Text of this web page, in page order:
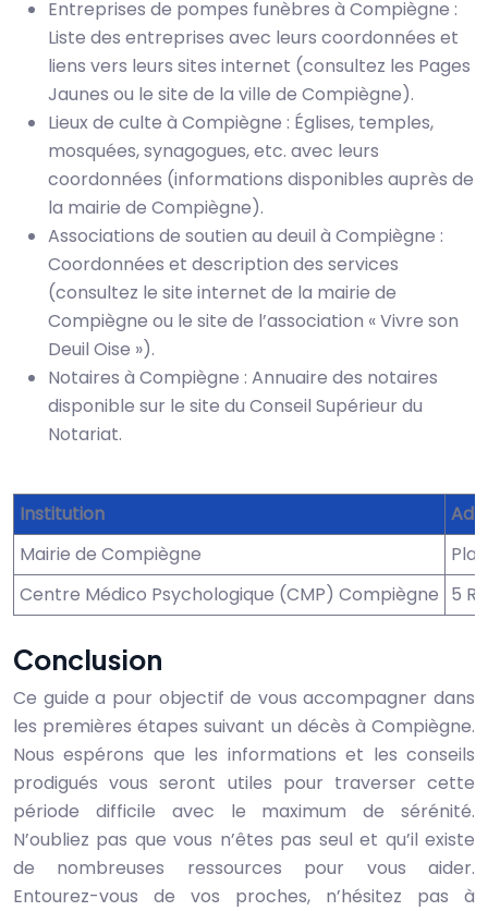
Entreprises de pompes funèbres à Compiègne :
Liste des entreprises avec leurs coordonnées et
liens vers leurs sites internet (consultez les Pages
Jaunes ou le site de la ville de Compiègne).
Lieux de culte à Compiègne : Églises, temples,
mosquées, synagogues, etc. avec leurs
coordonnées (informations disponibles auprès de
la mairie de Compiègne).
Associations de soutien au deuil à Compiègne :
Coordonnées et description des services
(consultez le site internet de la mairie de
Compiègne ou le site de l’association « Vivre son
Deuil Oise »).
Notaires à Compiègne : Annuaire des notaires
disponible sur le site du Conseil Supérieur du
Notariat.
Institution
Mairie de Compiègne
Centre Médico Psychologique (CMP) Compiègne 5
Conclusion
Ce guide a pour objectif de vous accompagner dans
les premières étapes suivant un décès à Compiègne.
Nous espérons que les informations et les conseils
prodigués vous seront utiles pour traverser cette
période difficile avec le maximum de sérénité.
N’oubliez pas que vous n’êtes pas seul et qu’il existe
de nombreuses ressources pour vous aider.
Entourez-vous de vos proches, n’hésitez pas à